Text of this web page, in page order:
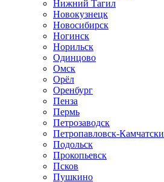
Нижний Тагил
Новокузнецк
Новосибирск
Ногинск
Норильск
Одинцово
Омск
Орёл
Оренбург
Пенза
Пермь
Петрозаводск
Петропавловск-
Подольск
Прокопьевск
Псков
Пушкино